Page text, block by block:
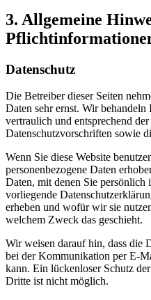
3. Allgemeine
Datenschutz
Die Betreiber dieser Seiten
Daten sehr ernst. Wir behandeln
vertraulich und entsprechend der
Datenschutzvorschriften sowie
Wenn Sie diese Website
personenbezogene Daten
Daten, mit denen Sie
vorliegende
erheben und wofür wir sie
welchem Zweck das geschieht.
Wir weisen darauf hin, dass die
bei der Kommunikation per E-
kann. Ein lückenloser Schutz
Dritte ist nicht möglich.